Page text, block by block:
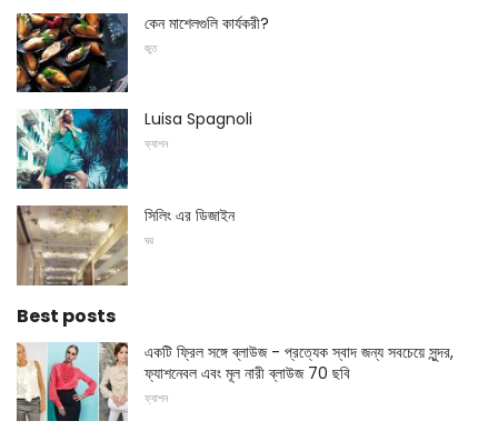
কেন মাশেলগুলি কার্যকরী?
জুত
Luisa Spagnoli
ফ্যাশন
সিলিং এর ডিজাইন
ঘর
Best posts
একটি ফ্রিল সঙ্গে ব্লাউজ - প্রত্যেক স্বাদ জন্য সবচেয়ে সুন্দর,
ফ্যাশনেবল এবং মূল নারী ব্লাউজ 70 ছবি
ফ্যাশন